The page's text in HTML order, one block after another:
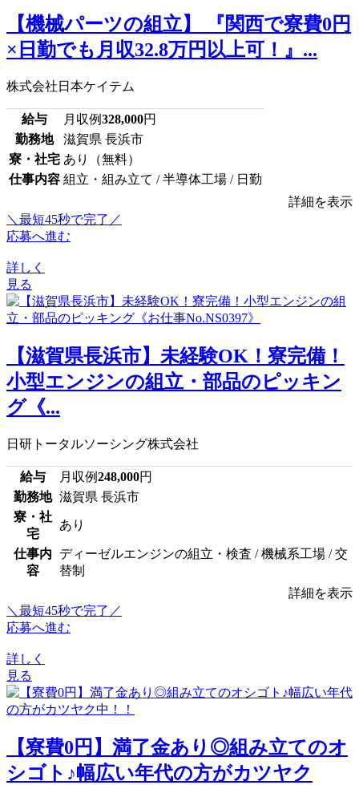
【機械パーツの組立】 『関西で寮費0円
×日勤でも月収32.8万円以上可！』...
株式会社日本ケイテム
給与 月収例328,000円
勤務地
滋賀県 長浜市
寮・社宅 あり（無料）
仕事内容 組立・組み立て / 半導体工場 / 日勤
詳細を表示
＼最短45秒で完了／
応募へ進む
詳しく
見る
【滋賀県長浜市】未経験OK！寮完備！
小型エンジンの組立・部品のピッキン
グ《...
日研トータルソーシング株式会社
給与 月収例248,000円
勤務地 滋賀県 長浜市
寮・社
宅
あり
仕事内
容
ディーゼルエンジンの組立・検査 / 機械系工場 / 交
替制
詳細を表示
＼最短45秒で完了／
応募へ進む
詳しく
見る
【寮費0円】満了金あり◎組み立てのオ
シゴト♪幅広い年代の方がカツヤク